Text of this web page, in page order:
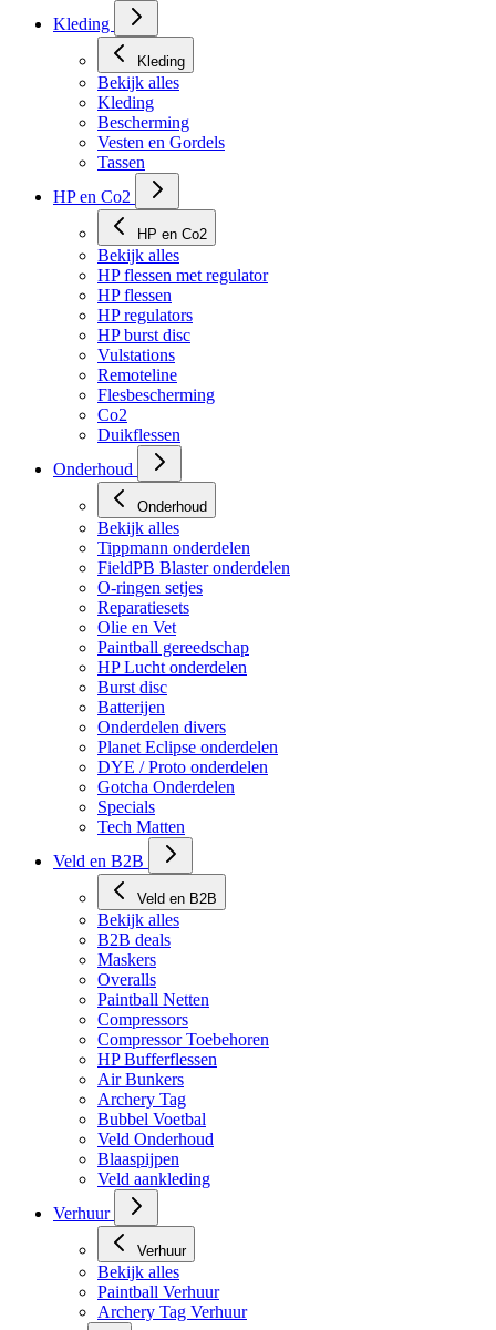
Kleding
Kleding
Bekijk alles
Kleding
Bescherming
Vesten en Gordels
Tassen
HP en Co2
HP en Co2
Bekijk alles
HP flessen met regulator
HP flessen
HP regulators
HP burst disc
Vulstations
Remoteline
Flesbescherming
Co2
Duikflessen
Onderhoud
Onderhoud
Bekijk alles
Tippmann onderdelen
FieldPB Blaster onderdelen
O-ringen setjes
Reparatiesets
Olie en Vet
Paintball gereedschap
HP Lucht onderdelen
Burst disc
Batterijen
Onderdelen divers
Planet Eclipse onderdelen
DYE / Proto onderdelen
Gotcha Onderdelen
Specials
Tech Matten
Veld en B2B
Veld en B2B
Bekijk alles
B2B deals
Maskers
Overalls
Paintball Netten
Compressors
Compressor Toebehoren
HP Bufferflessen
Air Bunkers
Archery Tag
Bubbel Voetbal
Veld Onderhoud
Blaaspijpen
Veld aankleding
Verhuur
Verhuur
Bekijk alles
Paintball Verhuur
Archery Tag Verhuur